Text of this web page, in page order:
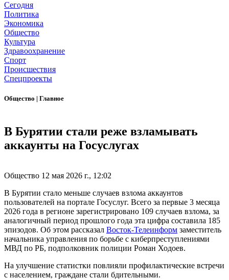
Сегодня
Политика
Экономика
Общество
Культура
Здравоохранение
Спорт
Происшествия
Спецпроекты
Общество | Главное
В Бурятии стали реже взламывать
аккаунты на Госуслугах
Общество 12 мая 2026 г., 12:02
В Бурятии стало меньше случаев взлома аккаунтов
пользователей на портале Госуслуг. Всего за первые 3 месяца
2026 года в регионе зарегистрировано 109 случаев взлома, за
аналогичный период прошлого года эта цифра составила 185
эпизодов. Об этом рассказал Восток-Телеинформ заместитель
начальника управления по борьбе с киберпреступлениями
МВД по РБ, подполковник полиции Роман Ходоев.
На улучшение статистки повлияли профилактические встречи
с населением, граждане стали бдительными.